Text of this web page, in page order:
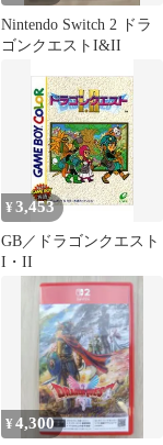
Nintendo Switch 2 ドラ
ゴンクエストI&II
¥3,453
GB／ドラゴンクエスト
I・II
¥4,300